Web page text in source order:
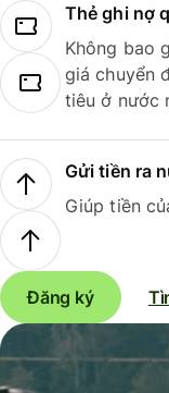
Thẻ ghi nợ
Không bao
giá chuyển
tiêu ở nước
Gửi tiền ra
Giúp tiền
Đăng ký